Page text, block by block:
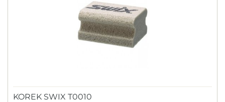
KOREK SWIX T0010